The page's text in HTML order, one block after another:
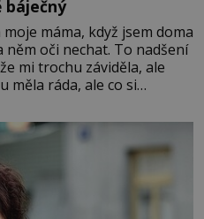
báječný
máma, když jsem doma
oči nechat. To nadšení
mi trochu záviděla, ale
měla ráda, ale co si
jiná doba, když